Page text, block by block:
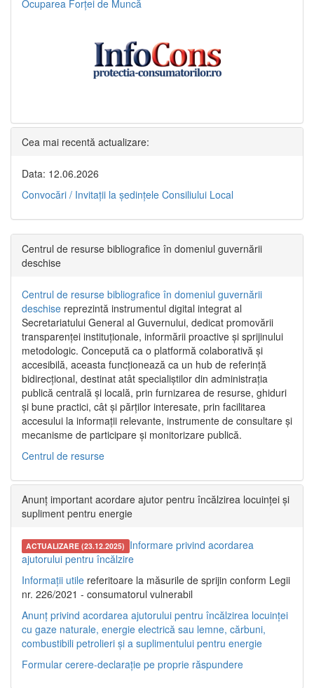
Ocuparea Forței de Muncă
Cea mai recentă actualizare:
Data: 12.06.2026
Convocări / Invitaţii la şedinţele Consiliului Local
Centrul de resurse bibliografice în domeniul guvernării
deschise
Centrul de resurse bibliografice în domeniul guvernării
deschise reprezintă instrumentul digital integrat al
Secretariatului General al Guvernului, dedicat promovării
transparenței instituționale, informării proactive și sprijinului
metodologic. Concepută ca o platformă colaborativă și
accesibilă, aceasta funcționează ca un hub de referință
bidirecțional, destinat atât specialiștilor din administrația
publică centrală și locală, prin furnizarea de resurse, ghiduri
și bune practici, cât și părților interesate, prin facilitarea
accesului la informații relevante, instrumente de consultare și
mecanisme de participare și monitorizare publică.
Centrul de resurse
Anunț important acordare ajutor pentru încălzirea locuinței și
supliment pentru energie
ACTUALIZARE (23.12.2025) Informare privind acordarea
ajutorului pentru încălzire
Informații utile referitoare la măsurile de sprijin conform Legii
nr. 226/2021 - consumatorul vulnerabil
Anunț privind acordarea ajutorului pentru încălzirea locuinței
cu gaze naturale, energie electrică sau lemne, cărbuni,
combustibili petrolieri și a suplimentului pentru energie
Formular cerere-declarație pe proprie răspundere